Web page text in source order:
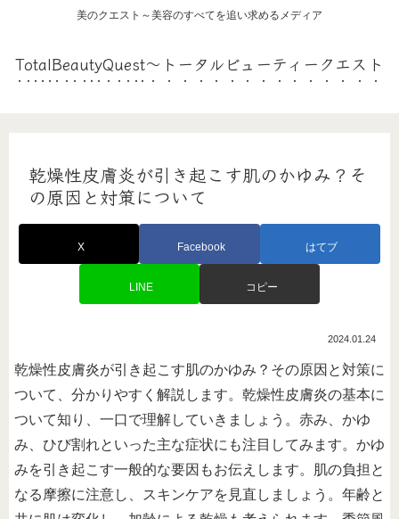
美のクエスト～美容のすべてを追い求めるメディア
TotalBeautyQuest～トータルビューティークエスト
乾燥性皮膚炎が引き起こす肌のかゆみ？そ
の原因と対策について
X Facebook はてブ
LINE コピー
2024.01.24
乾燥性皮膚炎が引き起こす肌のかゆみ？その原因と対策に
ついて、分かりやすく解説します。乾燥性皮膚炎の基本に
ついて知り、一口で理解していきましょう。赤み、かゆ
み、ひび割れといった主な症状にも注目してみます。かゆ
みを引き起こす一般的な要因もお伝えします。肌の負担と
なる摩擦に注意し、スキンケアを見直しましょう。年齢と